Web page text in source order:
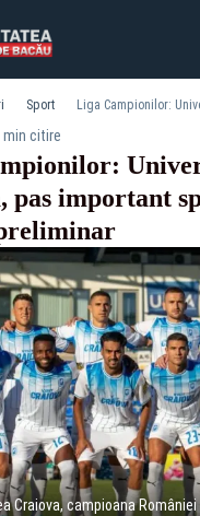
Sport
min citire
pas important
Craiova, campioana României